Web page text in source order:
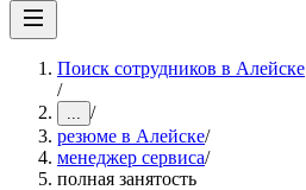
Поиск сотрудников в Алейске
/
... /
резюме в Алейске/
менеджер сервиса/
полная занятость